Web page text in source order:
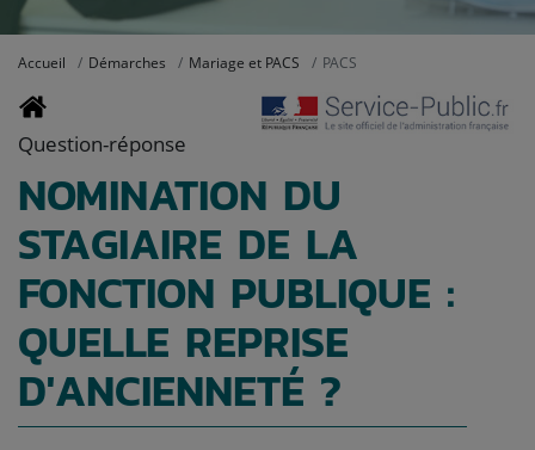
Accueil Démarches Mariage et PACS PACS
Question-réponse
NOMINATION DU
STAGIAIRE DE LA
FONCTION PUBLIQUE :
QUELLE REPRISE
D'ANCIENNETÉ ?